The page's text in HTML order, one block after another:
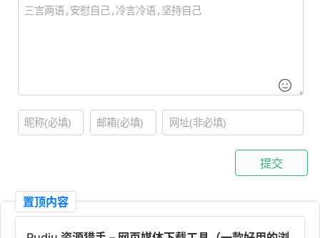
提交
置顶内容